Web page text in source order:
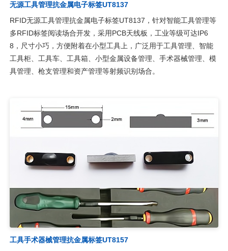
无源工具管理抗金属电子标签UT8137
RFID无源工具管理抗金属电子标签UT8137，针对智能工具管理等
多RFID标签阅读场合开发，采用PCB天线板，工业等级可达IP6
8，尺寸小巧，方便附着在小型工具上，广泛用于工具管理、智能
工具柜、工具车、工具箱、小型金属设备管理、手术器械管理、模
具管理、枪支管理和资产管理等射频识别场合。
工具手术器械管理抗金属标签UT8157